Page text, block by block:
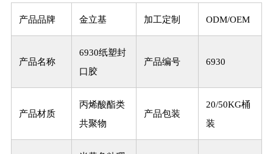
产品品牌 金立基 加工定制 ODM/OEM
产品名称
6930纸塑封
口胶
产品编号 6930
产品材质
丙烯酸酯类
共聚物
产品包装
20/50KG桶
装